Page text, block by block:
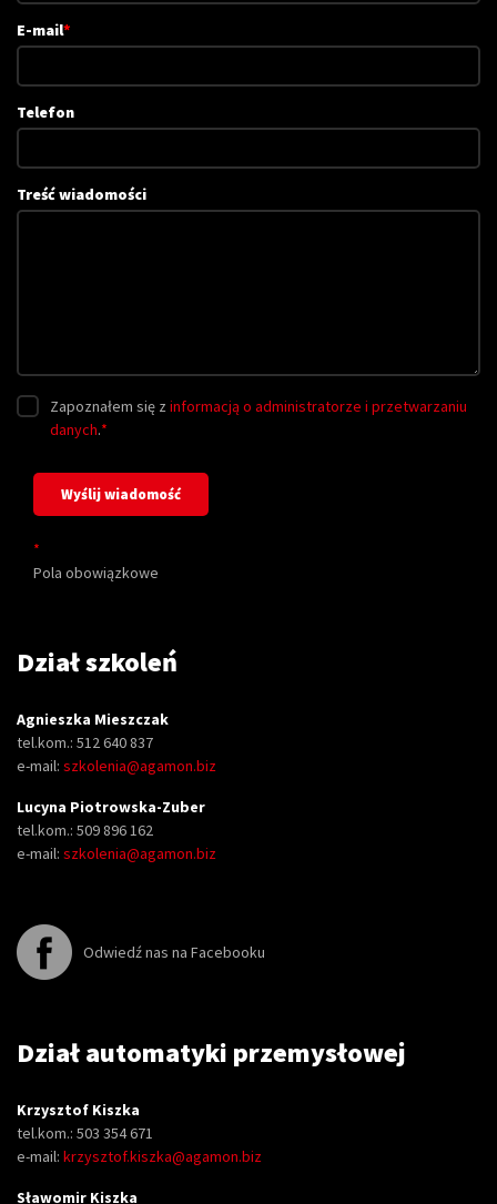
E-mail*
Telefon
Treść wiadomości
Zapoznałem się z informacją o administratorze i przetwarzaniu
danych.*
*
Pola obowiązkowe
Dział szkoleń
Agnieszka Mieszczak
tel.kom.: 512 640 837
e-mail: szkolenia@agamon.biz
Lucyna Piotrowska-Zuber
tel.kom.: 509 896 162
e-mail: szkolenia@agamon.biz
Odwiedź nas na Facebooku
Dział automatyki przemysłowej
Krzysztof Kiszka
tel.kom.: 503 354 671
e-mail: krzysztof.kiszka@agamon.biz
Sławomir Kiszka